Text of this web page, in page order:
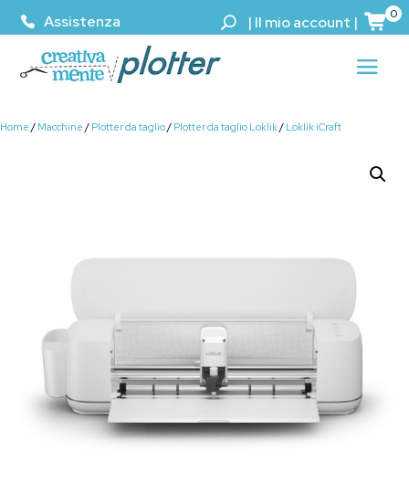
Assistenza | Il mio account | 0
Home / Macchine / Plotter da taglio/ Plotter da taglio Loklik/ Loklik iCraft